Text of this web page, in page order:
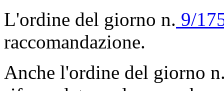
L'ordine del giorno n. 9/
raccomandazione.
Anche l'ordine del giorno